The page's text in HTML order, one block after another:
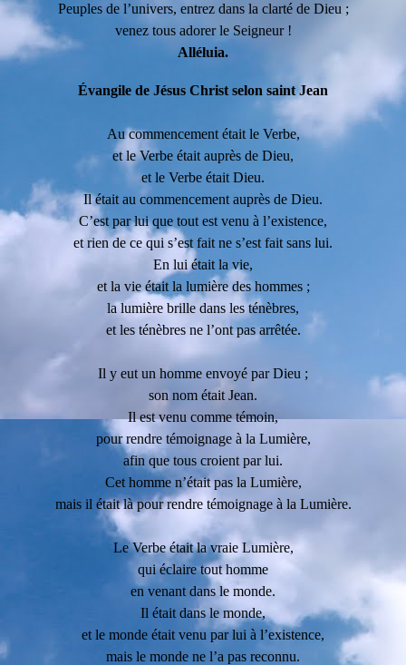
Peuples de l’univers, entrez dans la clarté de Dieu ;
venez tous adorer le Seigneur !
Alléluia.
Évangile de Jésus Christ selon saint Jean
Au commencement était le Verbe,
et le Verbe était auprès de Dieu,
et le Verbe était Dieu.
Il était au commencement auprès de Dieu.
C’est par lui que tout est venu à l’existence,
et rien de ce qui s’est fait ne s’est fait sans lui.
En lui était la vie,
et la vie était la lumière des hommes ;
la lumière brille dans les ténèbres,
et les ténèbres ne l’ont pas arrêtée.
Il y eut un homme envoyé par Dieu ;
son nom était Jean.
Il est venu comme témoin,
pour rendre témoignage à la Lumière,
afin que tous croient par lui.
Cet homme n’était pas la Lumière,
mais il était là pour rendre témoignage à la Lumière.
Le Verbe était la vraie Lumière,
qui éclaire tout homme
en venant dans le monde.
Il était dans le monde,
et le monde était venu par lui à l’existence,
mais le monde ne l’a pas reconnu.